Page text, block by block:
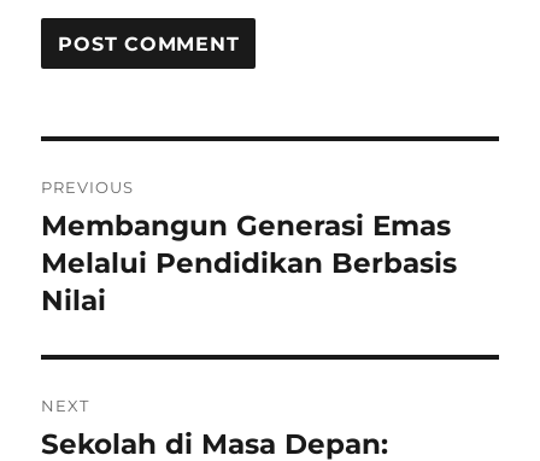
navigation
PREVIOUS
Previous
post:
Membangun Generasi Emas
Melalui Pendidikan Berbasis
Nilai
NEXT
Next
Sekolah di Masa Depan: